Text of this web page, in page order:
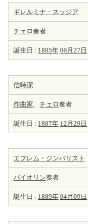
ギレルミナ・スッジア
チェロ奏者
誕生日 : 1885年 06月27日
信時潔
作曲家、 チェロ奏者
誕生日 : 1887年 12月29日
エフレム・ジンバリスト
バイオリン奏者
誕生日 : 1889年 04月09日